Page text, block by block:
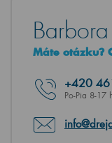
Máte otázku?
+420
Po-Pia 8-17